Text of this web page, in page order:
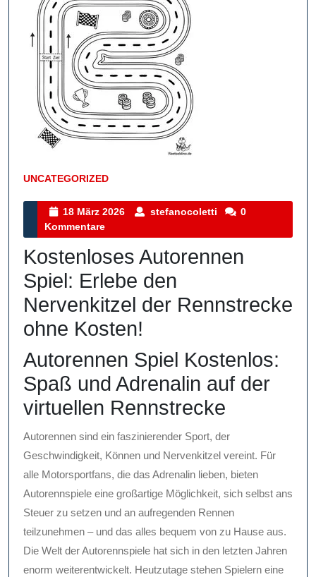
UNCATEGORIZED
Kategorie
18 März 2026
18
2026
stefanocoletti stefanocoletti
0
Kommentare
Kostenloses Autorennen
Spiel: Erlebe den
Nervenkitzel der Rennstrecke
ohne Kosten!
Autorennen Spiel Kostenlos:
Spaß und Adrenalin auf der
virtuellen Rennstrecke
Autorennen sind ein faszinierender Sport, der
Geschwindigkeit, Können und Nervenkitzel vereint. Für
alle Motorsportfans, die das Adrenalin lieben, bieten
Autorennspiele eine großartige Möglichkeit, sich selbst ans
Steuer zu setzen und an aufregenden Rennen
teilzunehmen – und das alles bequem von zu Hause aus.
Die Welt der Autorennspiele hat sich in den letzten Jahren
enorm weiterentwickelt. Heutzutage stehen Spielern eine